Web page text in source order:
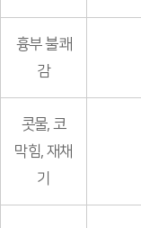
흉부 불쾌
감
콧물, 코
막힘, 재채
기